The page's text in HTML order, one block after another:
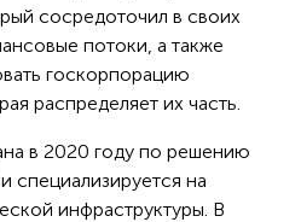
сосредоточил в своих
потоки, а также
госкорпорацию
распределяет их часть.
в 2020 году по решению
специализируется на
инфраструктуры. В